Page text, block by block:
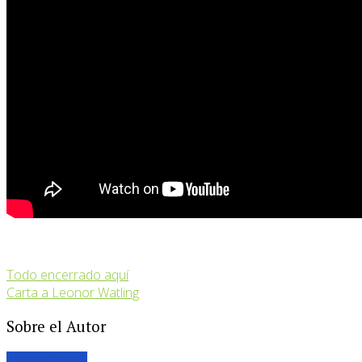
Todo encerrado aquí
Carta a Leonor Watling
Sobre el Autor